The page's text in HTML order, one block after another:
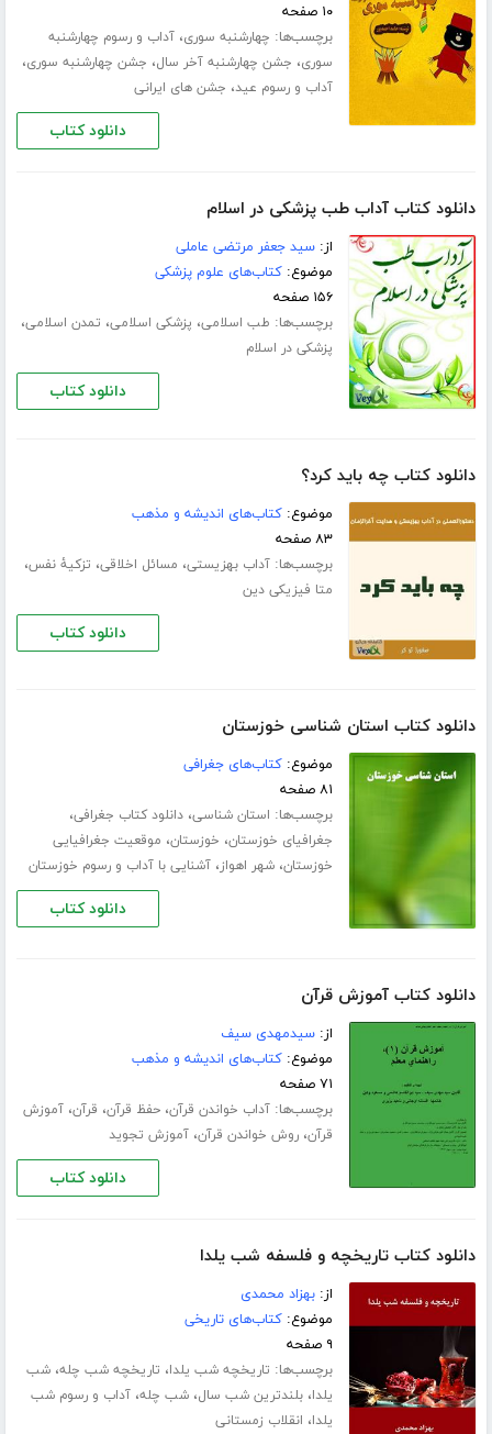
۱۰ صفحه
برچسب‌ها: چهارشنبه سوری،آداب و رسوم چهارشنبه
سوری، جشن چهارشنبه آخر سال، جشن چهارشنبه سوری،
آداب و رسوم عید، جشن های ایرانی
دانلود کتاب
دانلود کتاب آداب طب پزشکی در اسلام
از:سید جعفر مرتضی عاملی
موضوع:کتاب‌های علوم پزشکی
۱۵۶ صفحه
برچسب‌ها: طب اسلامی، پزشکی اسلامی، تمدن اسلامی،
پزشکی در اسلام
دانلود کتاب
دانلود کتاب چه باید کرد؟
موضوع:کتاب‌های اندیشه و مذهب
۸۳ صفحه
برچسب‌ها:آداب بهزیستی، مسائل اخلاقی، تزکیۀ نفس،
متا فیزیکی دین
دانلود کتاب
دانلود کتاب استان شناسی خوزستان
موضوع:کتاب‌های جغرافی
۸۱ صفحه
برچسب‌ها: استان شناسی،دانلود کتاب جغرافی،
جغرافیای خوزستان، خوزستان، موقعیت جغرافیایی
خوزستان،شهر اهواز،آشنایی با آداب و رسوم خوزستان
دانلود کتاب
دانلود کتاب آموزش قرآن
از:سیدمهدى سیف
موضوع:کتاب‌های اندیشه و مذهب
۷۱ صفحه
برچسب‌ها:آداب خواندن قرآن،حفظ قرآن، قرآن،آموزش
قرآن،روش خواندن قرآن،آموزش تجوید
دانلود کتاب
دانلود کتاب تاریخچه و فلسفه شب یلدا
از:بهزاد محمدی
موضوع:کتاب‌های تاریخی
۹ صفحه
برچسب‌ها: تاریخچه شب یلدا، تاریخچه شب چله،شب
یلدا،بلندترین شب سال،شب چله،آداب و رسوم شب
یلدا، انقلاب زمستانی